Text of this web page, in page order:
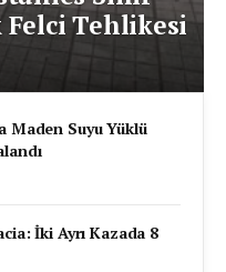
Felci Tehlikesi
Maden Suyu Yüklü
İki Ayrı Kazada 8